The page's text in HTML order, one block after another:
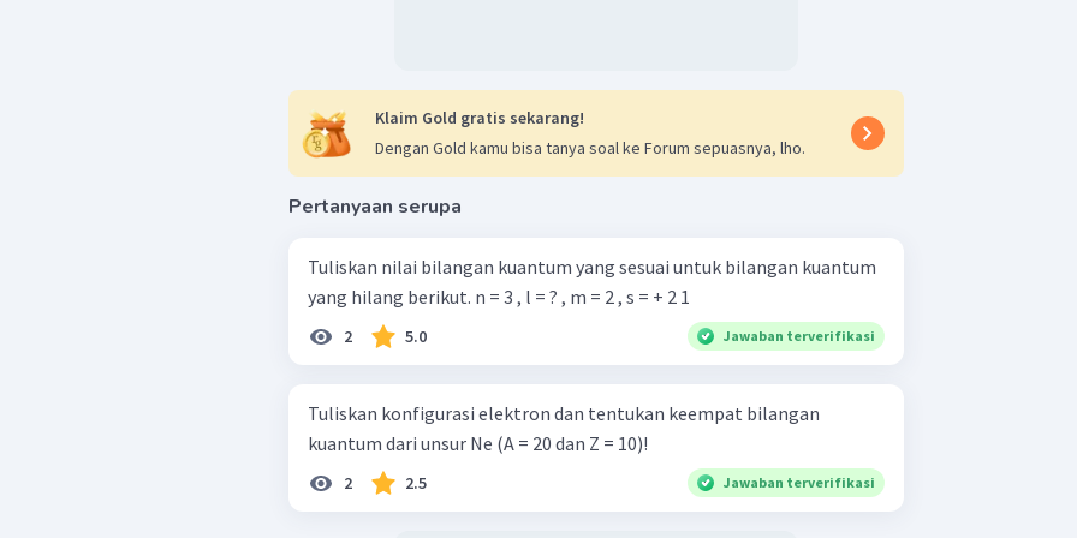
Klaim Gold gratis sekarang!
Dengan Gold kamu bisa tanya soal ke Forum sepuasnya, lho.
Pertanyaan serupa
Tuliskan nilai bilangan kuantum yang sesuai untuk bilangan kuantum
yang hilang berikut. n = 3 , l = ? , m = 2 , s = + 2 1 ​
2 5.0 Jawaban terverifikasi
Tuliskan konfigurasi elektron dan tentukan keempat bilangan
kuantum dari unsur Ne (A = 20 dan Z = 10)!
2 2.5 Jawaban terverifikasi